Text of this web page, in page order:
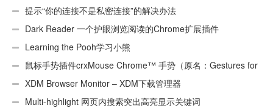
提示“你的连接不是私密连接”的解决办法
Dark Reader 一个护眼浏览阅读的Chrome扩展插件
Learning the Pooh学习小熊
鼠标手势插件crxMouse Chrome™ 手势（原名：Gestures for
Chrome(TM)汉化版）
XDM Browser Monitor – XDM下载管理器
Multi-highlight 网页内搜索突出高亮显示关键词